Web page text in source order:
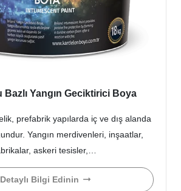
Bazlı Yangın Geciktirici Boya
prefabrik yapılarda iç ve dış alanda
Yangın merdivenleri, inşaatlar,
askeri tesisler,…
Detaylı Bilgi Edinin